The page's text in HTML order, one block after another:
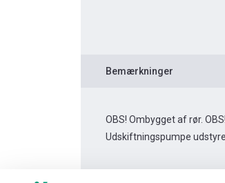
Bemærkninger
OBS! Ombygget af rør.
Udskiftningspumpe